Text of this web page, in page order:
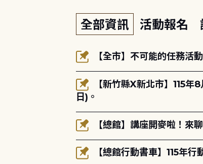
全部資訊 活動報名
【全市】不可能的任務活動
【新竹縣X新北市】115
日)。
【總館】講座開麥啦！來
【總館行動書車】115年